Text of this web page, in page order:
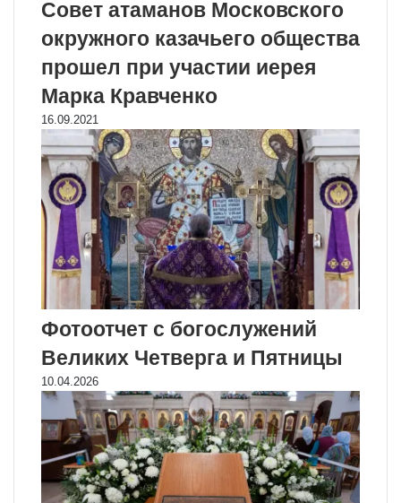
Совет атаманов Московского
окружного казачьего общества
прошел при участии иерея
Марка Кравченко
16.09.2021
Фотоотчет с богослужений
Великих Четверга и Пятницы
10.04.2026